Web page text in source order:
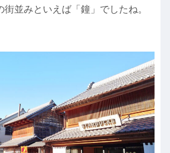
並みといえば「鐘」でしたね。